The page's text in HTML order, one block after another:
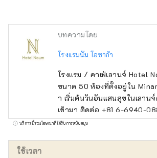
บทความโดย
โรงแรมนัม โอซาก้า
โรงแรม / คาเฟ่เลานจ์ Hotel
ขนาด 50 ห้องที่ตั้งอยู่ใน
า เริ่มต้นวันอันแสนสุขในเลานจ์
เข้ามา ติดต่อ +81 6-6940-0882
noum.osaka@no-um.jp
บริการนี้รวมโฆษณาที่ได้รับการสนับสนุน
ใช้เวลา